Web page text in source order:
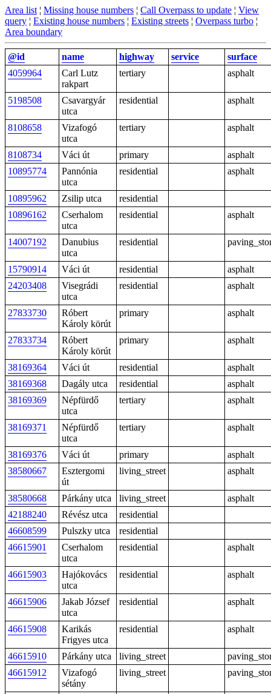
Area list ¦ Missing house numbers ¦ Call Overpass to update ¦ View
query ¦ Existing house numbers ¦ Existing streets ¦ Overpass turbo ¦
Area boundary
@id name highway service
surface
4059964
Carl Lutz
rakpart
tertiary asphalt
5198508
Csavargyár
utca
residential asphalt
8108658
Vizafogó
utca
tertiary asphalt
8108734 Váci út primary
asphalt
10895774
Pannónia
utca
residential asphalt
10895962 Zsilip utca
residential
10896162
Cserhalom
utca
residential asphalt
14007192
Danubius
utca
residential
15790914 Váci út residential
asphalt
24203408
Visegrádi
utca
residential asphalt
27833730
Róbert
Károly körút
primary asphalt
27833734
Róbert
Károly körút
primary asphalt
38169364 Váci út residential
asphalt
38169368
Dagály utca residential
asphalt
38169369
Népfürdő
utca
tertiary asphalt
38169371
Népfürdő
utca
tertiary asphalt
38169376 Váci út primary
asphalt
38580667
Esztergomi
út
living_street asphalt
38580668 Párkány utca living_street
asphalt
42188240
Révész utca
residential
46608599
Pulszky utca
residential
46615901
Cserhalom
utca
residential asphalt
46615903
Hajókovács
utca
residential asphalt
46615906
Jakab József
utca
residential asphalt
46615908
Karikás
Frigyes utca
residential asphalt
46615910 Párkány utca living_street
46615912
Vizafogó
sétány
living_street